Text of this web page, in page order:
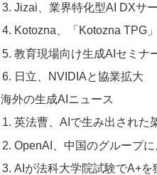
Jizai、業界特化型AI DXサ
Kotozna、「Kotozna TPG
教育現場向け生成AIセミナ
日立、NVIDIAと協業拡大
海外の生成AIニュース
英法曹、AIで生み出された
OpenAI、中国のグループ
AIが法科大学院試験でA+を